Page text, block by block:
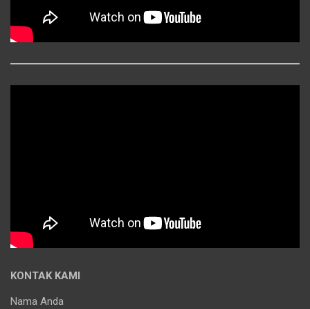
KONTAK KAMI
Nama Anda